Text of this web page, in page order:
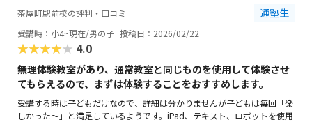
茶屋町駅前校の評判・口コミ 通塾生
受講時：小4~現在/男の子 投稿日：2026/02/22
★★★★★ 4.0
無理体験教室があり、通常教室と同じものを使用して体験させ
てもらえるので、まずは体験することをおすすめします。
受講する時は子どもだけなので、詳細は分かりませんが子どもは毎回「楽
しかった〜」と満足しているようです。iPad、テキスト、ロボットを使用